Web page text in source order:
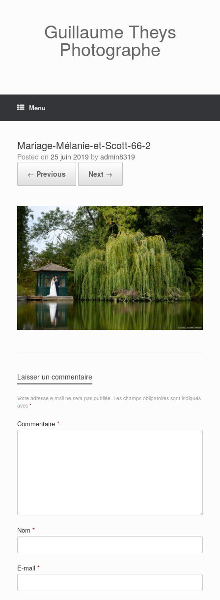
Guillaume Theys
Photographe
Menu
Mariage-Mélanie-et-Scott-66-2
Posted on 25 juin 2019 by admin8319
← Previous
Next →
Laisser un commentaire
Votre adresse e-mail ne sera pas publiée. Les champs obligatoires sont indiqués
avec *
Commentaire *
Nom *
E-mail *